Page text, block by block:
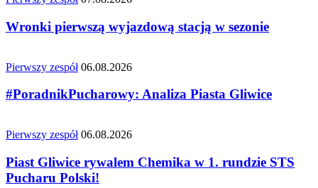
Wronki pierwszą wyjazdową stacją w sezonie
Pierwszy zespół 06.08.2026
#PoradnikPucharowy: Analiza Piasta Gliwice
Pierwszy zespół 06.08.2026
Piast Gliwice rywalem Chemika w 1. rundzie STS
Pucharu Polski!